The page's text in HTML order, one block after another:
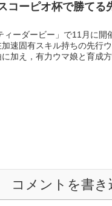
コーピオ杯で勝て
ィーダービー」で11月に
速固有スキル持ちの先行
加え，有力ウマ娘と育成
コメントを書き